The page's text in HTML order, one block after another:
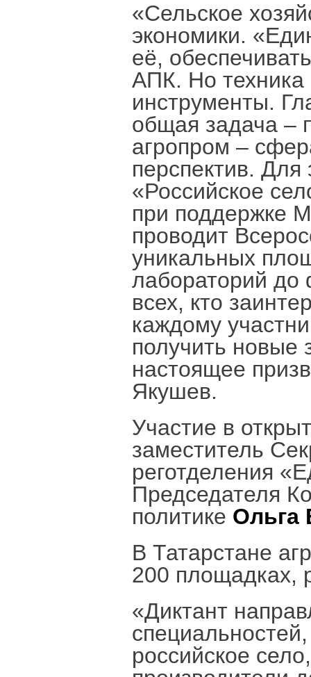
«Сельское
экономики.
её,
АПК. Но
инструменты.
общая задача –
агропром –
перспектив. Для
«Российское
при поддержке
проводит
уникальных
лабораторий до
всех, кто
каждому
получить новые
настоящее
Якушев.
Участие в
заместитель
реготделения
Председателя
политике Ольга
В Татарстане
200 площадках,
«Диктант
российское